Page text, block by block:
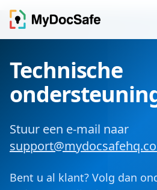
Technische
Stuur een e-mail naar
Bent u al klant? Volg dan